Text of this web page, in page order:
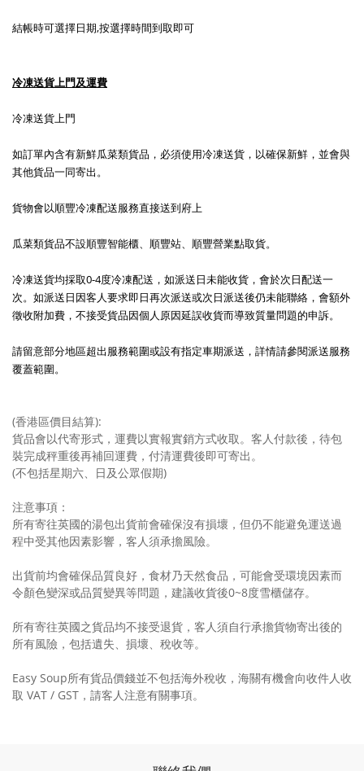
結帳時可選擇日期,按選擇時間到取即可
冷凍送貨上門及運費
冷凍送貨上門
如訂單內含有新鮮瓜菜類貨品，必須使用冷凍送貨，以確保新鮮，並會與
其他貨品一同寄出。
貨物會以順豐冷凍配送服務直接送到府上
瓜菜類貨品不設順豐智能櫃、順豐站、順豐營業點取貨。
冷凍送貨均採取0-4度冷凍配送，如派送日未能收貨，會於次日配送一
次。如派送日因客人要求即日再次派送或次日派送後仍未能聯絡，會額外
徵收附加費，不接受貨品因個人原因延誤收貨而導致質量問題的申訴。
請留意部分地區超出服務範圍或設有指定車期派送，詳情請參閱派送服務
覆蓋範圍。
(香港區價目結算):
貨品會以代寄形式，運費以實報實銷方式收取。客人付款後，待包
裝完成秤重後再補回運費，付清運費後即可寄出。
(不包括星期六、日及公眾假期)
注意事項：
所有寄往英國的湯包出貨前會確保沒有損壞，但仍不能避免運送過
程中受其他因素影響，客人須承擔風險。
出貨前均會確保品質良好，食材乃天然食品，可能會受環境因素而
令顏色變深或品質變異等問題，建議收貨後0~8度雪櫃儲存。
所有寄往英國之貨品均不接受退貨，客人須自行承擔貨物寄出後的
所有風險，包括遺失、損壞、稅收等。
Easy Soup所有貨品價錢並不包括海外稅收，海關有機會向收件人收
取 VAT / GST，請客人注意有關事項。